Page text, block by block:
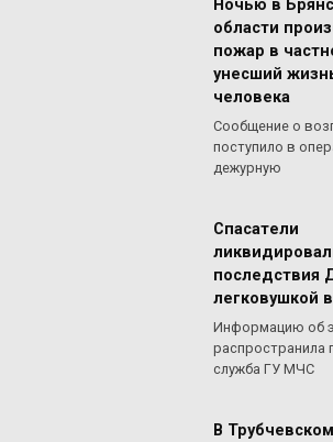
Ночью в
области
пожар в
унесший
человека
Сообщение о
поступило в
дежурную
Спасатели
последствия
легковушкой
Информацию об
распространила
служба ГУ МЧС
В